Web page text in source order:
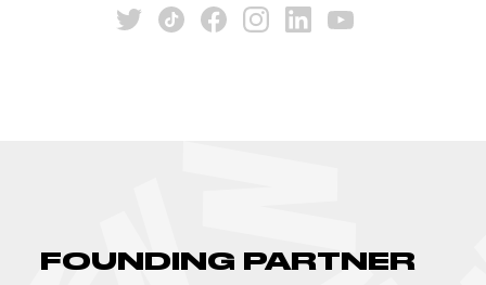
FOUNDING PARTNER